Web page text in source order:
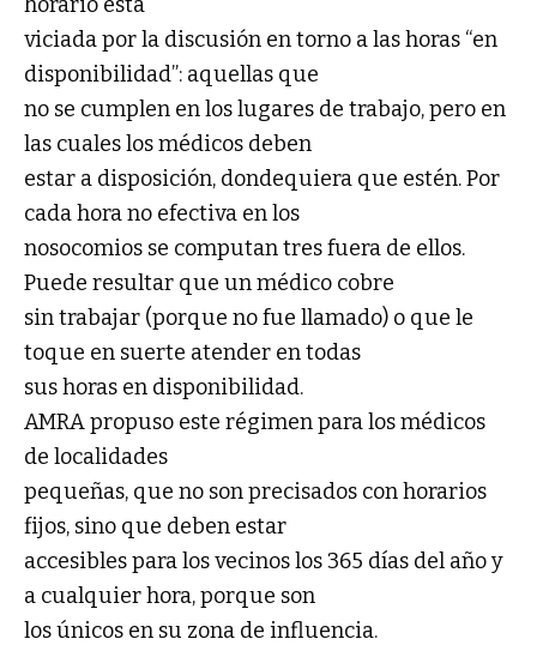
viciada por la discusión en torno a las horas “en
disponibilidad”: aquellas que
no se cumplen en los lugares de trabajo, pero en
las cuales los médicos deben
estar a disposición, dondequiera que estén. Por
cada hora no efectiva en los
nosocomios se computan tres fuera de ellos.
Puede resultar que un médico cobre
sin trabajar (porque no fue llamado) o que le
toque en suerte atender en todas
sus horas en disponibilidad.
AMRA propuso este régimen para los médicos
de localidades
pequeñas, que no son precisados con horarios
fijos, sino que deben estar
accesibles para los vecinos los 365 días del año y
a cualquier hora, porque son
los únicos en su zona de influencia.